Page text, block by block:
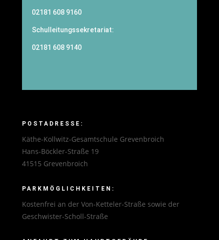
02181 608 9160
Schulleitungssekretariat:
02181 608 9140
POSTADRESSE:
Käthe-Kollwitz-Gesamtschule Grevenbroich
Hans-Böckler-Straße 19
41515 Grevenbroich
PARKMÖGLICHKEITEN:
Kostenfrei an der Von-Ketteler-Straße sowie der
Geschwister-Scholl-Straße